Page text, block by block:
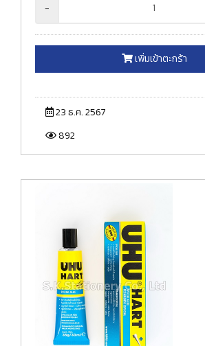
-
เพิ่มเข้าตะกร้า
23 ธ.ค. 2567
892